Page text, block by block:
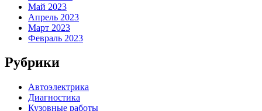
Май 2023
Апрель 2023
Март 2023
Февраль 2023
Рубрики
Автоэлектрика
Диагностика
Кузовные работы